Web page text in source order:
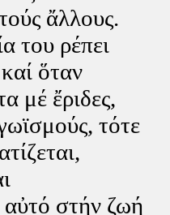
ἄλλους.
του ρέπει
ὅταν
μέ ἔριδες,
τότε
αὐτό στήν ζωή